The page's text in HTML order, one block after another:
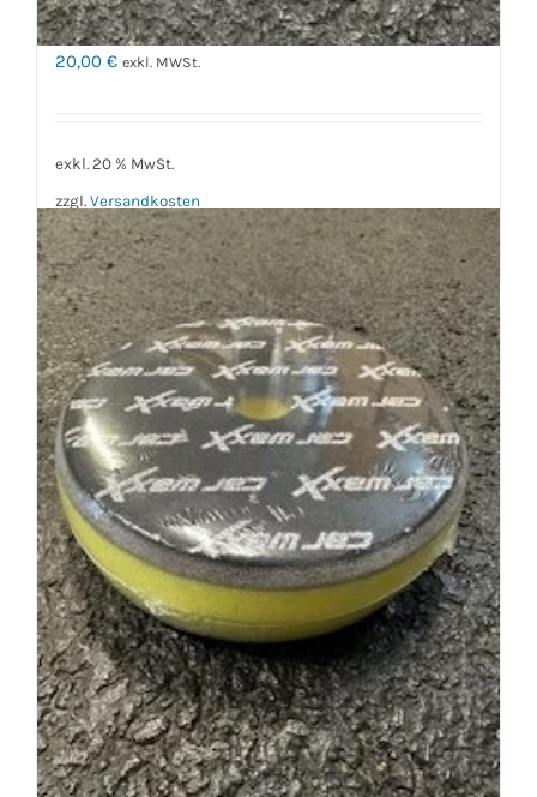
weich Grün Doppelpack
20,00 € exkl. MWSt.
exkl. 20 % MwSt.
zzgl. Versandkosten
In den Warenkorb Details
Polierpad Trapez Gelb